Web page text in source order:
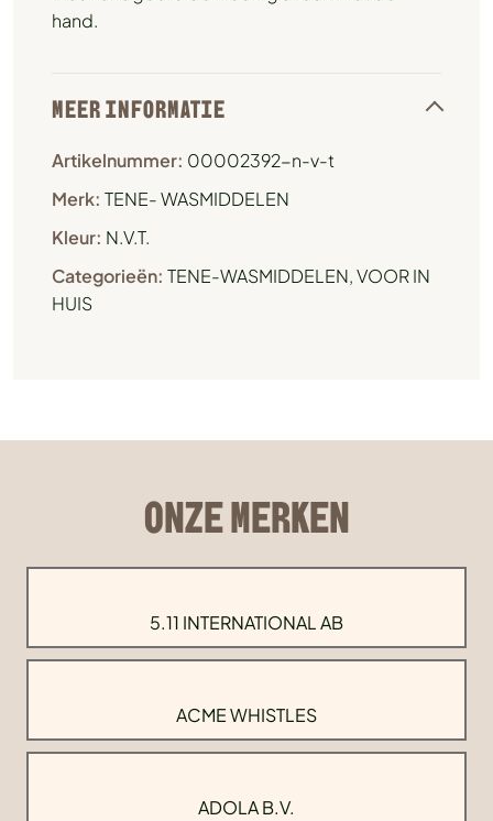
hand.
MEER INFORMATIE
Artikelnummer: 00002392-n-v-t
Merk: TENE- WASMIDDELEN
Kleur: N.V.T.
Categorieën: TENE-WASMIDDELEN,VOOR IN
HUIS
ONZE MERKEN
5.11 INTERNATIONAL AB
ACME WHISTLES
ADOLA B.V.